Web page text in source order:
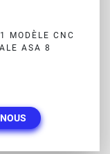
MODÈLE CNC
ASA 8